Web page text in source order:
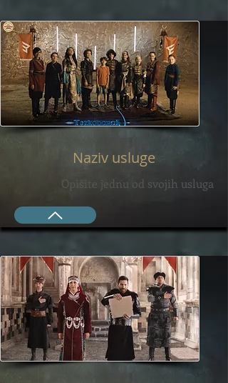
Naziv usluge
Opišite jednu od svojih usluga